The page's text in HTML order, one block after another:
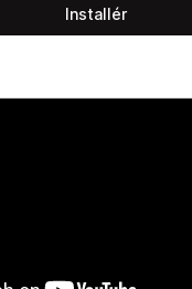
Installér